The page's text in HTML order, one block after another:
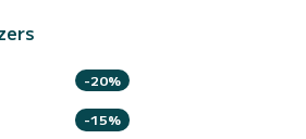
-20%
-15%